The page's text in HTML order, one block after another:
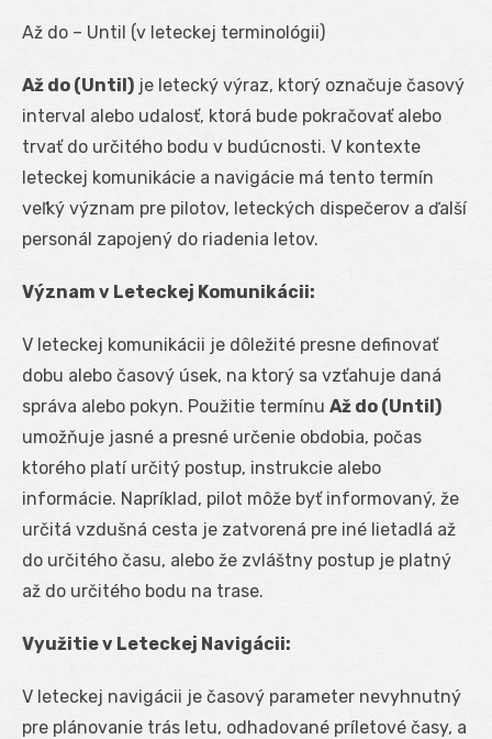
Až do – Until (v leteckej terminológii)
Až do (Until) je letecký výraz, ktorý označuje časový
interval alebo udalosť, ktorá bude pokračovať alebo
trvať do určitého bodu v budúcnosti. V kontexte
leteckej komunikácie a navigácie má tento termín
veľký význam pre pilotov, leteckých dispečerov a ďalší
personál zapojený do riadenia letov.
Význam v Leteckej Komunikácii:
V leteckej komunikácii je dôležité presne definovať
dobu alebo časový úsek, na ktorý sa vzťahuje daná
správa alebo pokyn. Použitie termínu Až do (Until)
umožňuje jasné a presné určenie obdobia, počas
ktorého platí určitý postup, instrukcie alebo
informácie. Napríklad, pilot môže byť informovaný, že
určitá vzdušná cesta je zatvorená pre iné lietadlá až
do určitého času, alebo že zvláštny postup je platný
až do určitého bodu na trase.
Využitie v Leteckej Navigácii:
V leteckej navigácii je časový parameter nevyhnutný
pre plánovanie trás letu, odhadované príletové časy, a